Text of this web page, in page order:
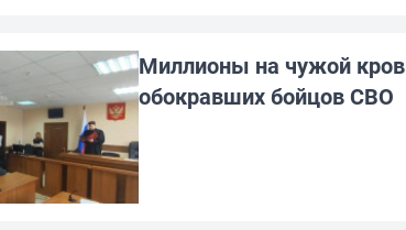
Миллионы на чужой
обокравших бойцов СВО